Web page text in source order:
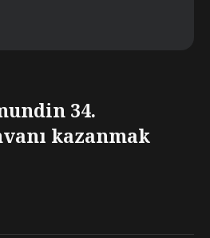
34.
kazanmak